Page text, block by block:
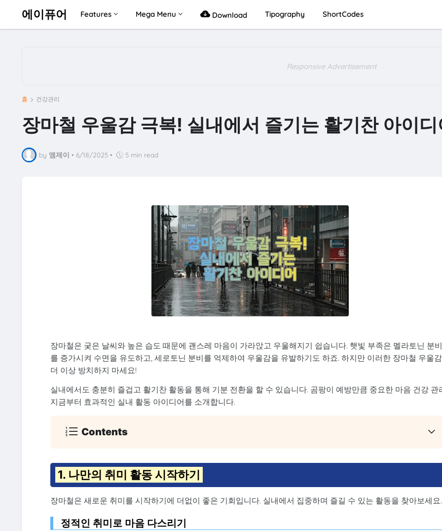
에이퓨어 Features Mega Menu Download Tipography ShortCodes
Responsive Advertisement
홈 건강관리
장마철 우울감 극복! 실내에서 즐기는 활기찬 아이디
by 엠제이 • 6/18/2025 • 5 min read
장마철은 궂은 날씨와 높은 습도 때문에 괜스레 마음이 가라앉고 우울해지기 쉽습니다. 햇빛 부족은 멜라토닌 분비
를 증가시켜 수면을 유도하고, 세로토닌 분비를 억제하여 우울감을 유발하기도 하죠. 하지만 이러한 장마철 우울
더 이상 방치하지 마세요!
실내에서도 충분히 즐겁고 활기찬 활동을 통해 기분 전환을 할 수 있습니다. 곰팡이 예방만큼 중요한 마음 건강 관
지금부터 효과적인 실내 활동 아이디어를 소개합니다.
Contents
1. 나만의 취미 활동 시작하기
장마철은 새로운 취미를 시작하기에 더없이 좋은 기회입니다. 실내에서 집중하며 즐길 수 있는 활동을 찾아보세요.
정적인 취미로 마음 다스리기